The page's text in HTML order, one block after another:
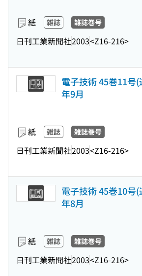
紙 雑誌 雑誌巻号
日刊工業新聞社2003<Z16-216>
電子技術 45巻11号
年9月
紙 雑誌 雑誌巻号
日刊工業新聞社2003<Z16-216>
電子技術 45巻10号
年8月
紙 雑誌 雑誌巻号
日刊工業新聞社2003<Z16-216>